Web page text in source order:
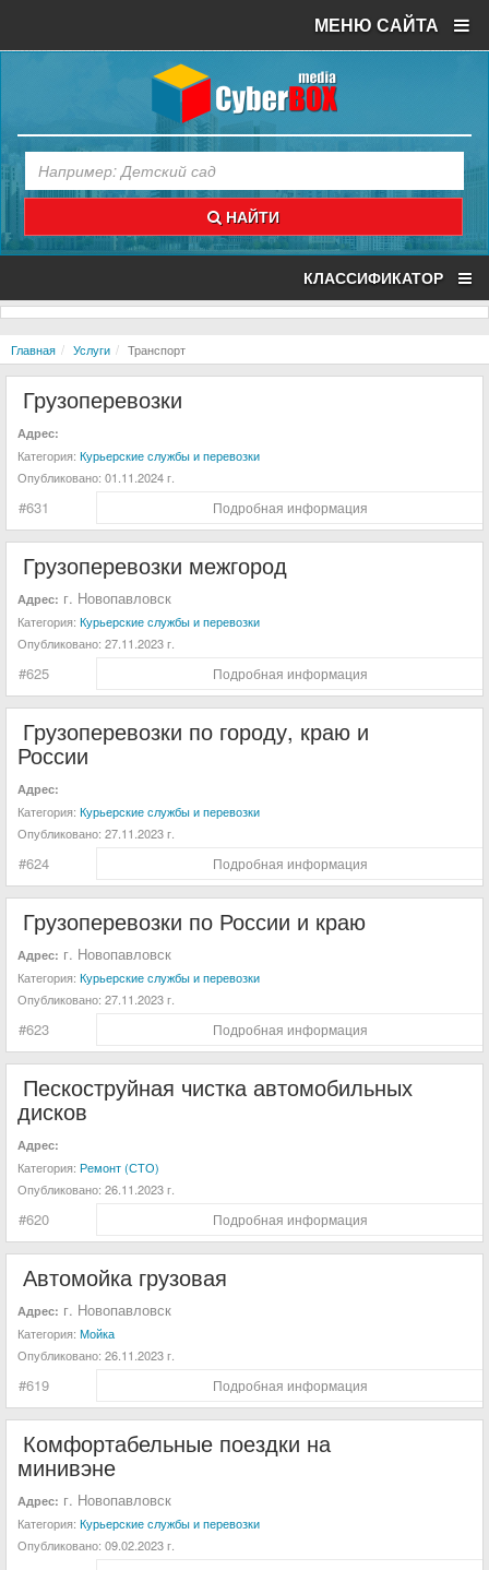
МЕНЮ САЙТА
НАЙТИ
КЛАССИФИКАТОР
Главная Услуги Транспорт
Грузоперевозки
#631
Адрес:
Категория: Курьерские службы и перевозки
Опубликовано: 01.11.2024 г.
Подробная информация
Грузоперевозки межгород
#625
Адрес: г. Новопавловск
Категория: Курьерские службы и перевозки
Опубликовано: 27.11.2023 г.
Подробная информация
Грузоперевозки по городу, краю и
России
#624
Адрес:
Категория: Курьерские службы и перевозки
Опубликовано: 27.11.2023 г.
Подробная информация
Грузоперевозки по России и краю
#623
Адрес: г. Новопавловск
Категория: Курьерские службы и перевозки
Опубликовано: 27.11.2023 г.
Подробная информация
Пескоструйная чистка автомобильных
дисков
#620
Адрес:
Категория: Ремонт (СТО)
Опубликовано: 26.11.2023 г.
Подробная информация
Автомойка грузовая
#619
Адрес: г. Новопавловск
Категория: Мойка
Опубликовано: 26.11.2023 г.
Подробная информация
Комфортабельные поездки на
минивэне
Адрес: г. Новопавловск
Категория: Курьерские службы и перевозки
Опубликовано: 09.02.2023 г.